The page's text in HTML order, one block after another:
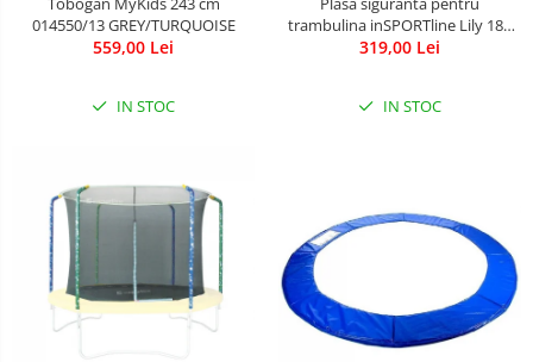
014550/13 GREY/TURQUOISE
559,00 Lei
IN STOC
trambulina inSPORTline Lily 183
cm
319,00 Lei
IN STOC